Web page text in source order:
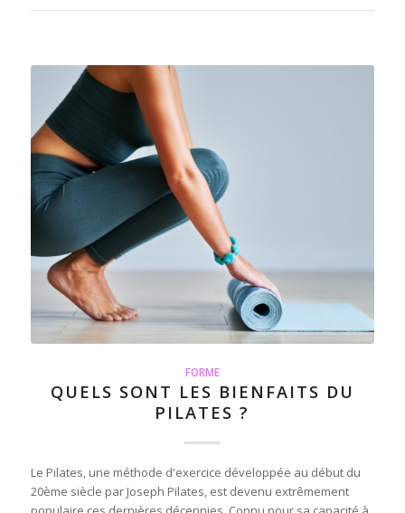
FORME
QUELS SONT LES BIENFAITS DU
PILATES ?
Le Pilates, une méthode d'exercice développée au début du
20ème siècle par Joseph Pilates, est devenu extrêmement